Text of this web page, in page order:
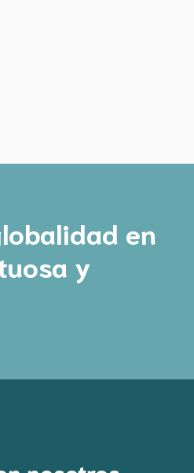
en
y